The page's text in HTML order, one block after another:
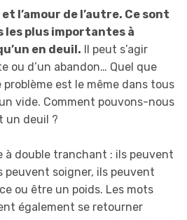
l’amour de l’autre. Ce sont
plus importantes à
en deuil. Il peut s’agir
ou d’un abandon… Quel que
est le même dans tous
vide. Comment pouvons-nous
un deuil ?
à double tranchant : ils peuvent
peuvent soigner, ils peuvent
ou être un poids. Les mots
également se retourner